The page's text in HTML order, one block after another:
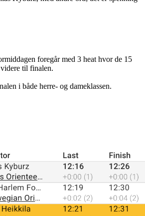
foregår med 3 heat hvor de 15
til finalen.
i både herre- og dameklassen.